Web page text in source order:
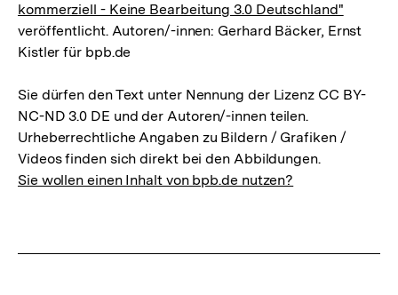
kommerziell - Keine Bearbeitung 3.0 Deutschland"
veröffentlicht. Autoren/-innen: Gerhard Bäcker, Ernst
Kistler für bpb.de
Sie dürfen den Text unter Nennung der Lizenz CC BY-
NC-ND 3.0 DE und der Autoren/-innen teilen.
Urheberrechtliche Angaben zu Bildern / Grafiken /
Videos finden sich direkt bei den Abbildungen.
Sie wollen einen Inhalt von bpb.de nutzen?